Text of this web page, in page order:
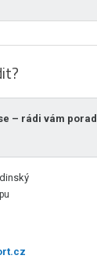
– rádi vám